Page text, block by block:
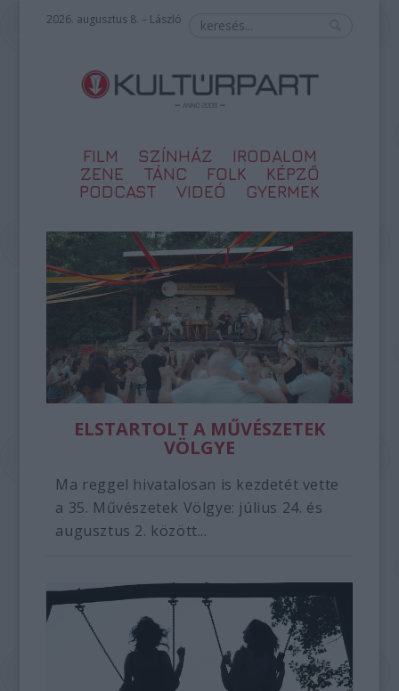
2026. augusztus 8. – László
FILM SZÍNHÁZ
IRODALOM
ZENE
TÁNC FOLK
KÉPZŐ
PODCAST
VIDEÓ GYERMEK
ELSTARTOLT A MŰVÉSZETEK
VÖLGYE
Ma reggel hivatalosan is kezdetét vette
a 35. Művészetek Völgye: július 24. és
augusztus 2. között...